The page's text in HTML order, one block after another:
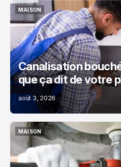
MAISON
MAISON
Canalisation
que ça dit de votre
août 3, 2026
MAISON
MAISON